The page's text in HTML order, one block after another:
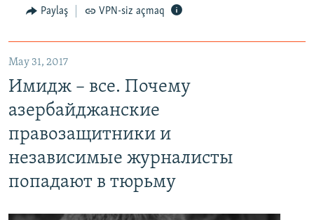
Paylaş VPN-siz açmaq
May 31, 2017
Имидж – все. Почему
азербайджанские
правозащитники и
независимые журналисты
попадают в тюрьму